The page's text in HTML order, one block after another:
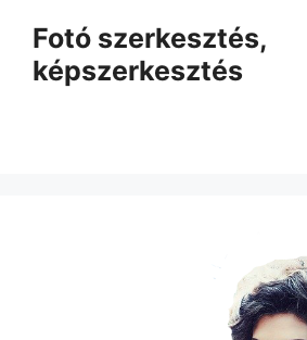
tartalomba
Fotó szerkesztés,
képszerkesztés